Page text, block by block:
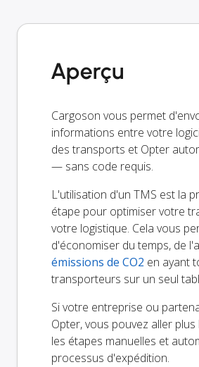
Aperçu
Cargoson vous permet
informations entre votre
des transports et Opter
— sans code requis.
L'utilisation d'un TMS est la
étape pour optimiser votre
votre logistique. Cela vous
d'économiser du temps, de
émissions de CO2 en ayant
transporteurs sur un seul
Si votre entreprise ou
Opter, vous pouvez aller plus
les étapes manuelles et
processus d'expédition.